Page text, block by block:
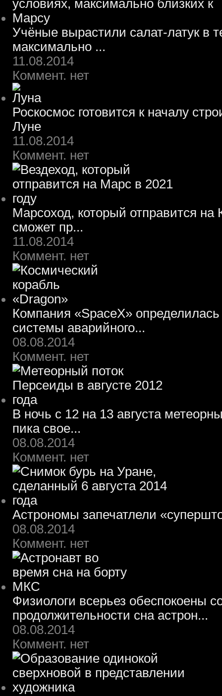
Учёные вырастили салат-латук в
максимально ...
11.08.2014
Коммент. нет
Роскосмос готовится к началу
Луне
11.08.2014
Коммент. нет
Марсоход, который отправится на
сможет пр...
11.08.2014
Коммент. нет
Компания «SpaceX»
системы аварийного...
08.08.2014
Коммент. нет
В ночь с 12 на 13 августа
пика свое...
08.08.2014
Коммент. нет
Астрономы запечатлели
08.08.2014
Коммент. нет
Физиологи всерьез обеспокоены
продолжительности сна астрон...
08.08.2014
Коммент. нет